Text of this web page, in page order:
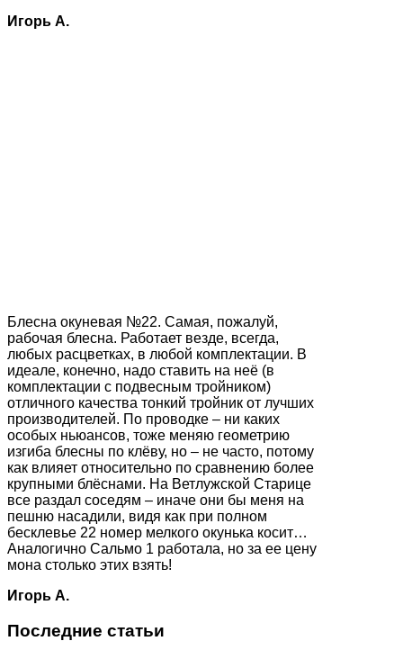
Игорь А.
Блесна окуневая №22. Самая, пожалуй,
рабочая блесна. Работает везде, всегда,
любых расцветках, в любой комплектации. В
идеале, конечно, надо ставить на неё (в
комплектации с подвесным тройником)
отличного качества тонкий тройник от лучших
производителей. По проводке – ни каких
особых ньюансов, тоже меняю геометрию
изгиба блесны по клёву, но – не часто, потому
как влияет относительно по сравнению более
крупными блёснами. На Ветлужской Старице
все раздал соседям – иначе они бы меня на
пешню насадили, видя как при полном
бесклевье 22 номер мелкого окунька косит…
Аналогично Сальмо 1 работала, но за ее цену
мона столько этих взять!
Игорь А.
Последние статьи